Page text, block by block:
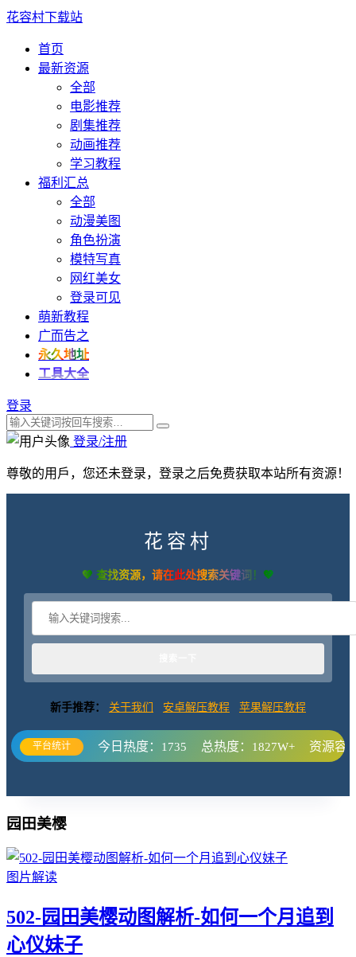
花容村下载站
首页
最新资源
全部
电影推荐
剧集推荐
动画推荐
学习教程
福利汇总
全部
动漫美图
角色扮演
模特写真
网红美女
登录可见
萌新教程
广而告之
永久地址
工具大全
登录
登录/注册
尊敬的用戶，您还未登录，登录之后免费获取本站所有资源！
花容村
💖 查找资源，请在此处搜索关键词！💖
新手推荐： 关于我们 安卓解压教程 苹果解压教程
平台统计 今日热度： 1735 总热度： 1827W+ 资源容
园田美樱
图片解读
502-园田美樱动图解析-如何一个月追到
心仪妹子